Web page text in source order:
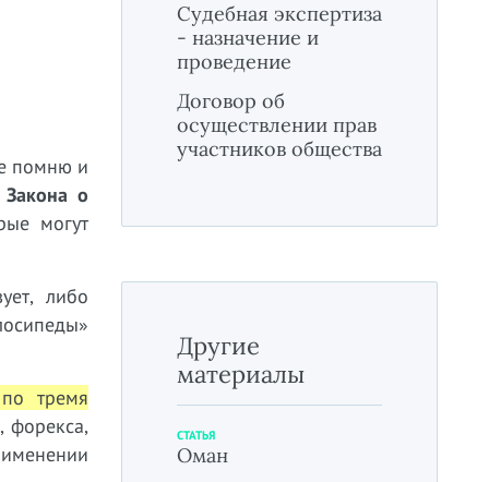
помню и
Закона о
могут
либо
тремя
форекса,
Судебная экспертиза
- назначение и
проведение
Договор об
осуществлении прав
участников общества
Другие
материалы
СТАТЬЯ
Оман